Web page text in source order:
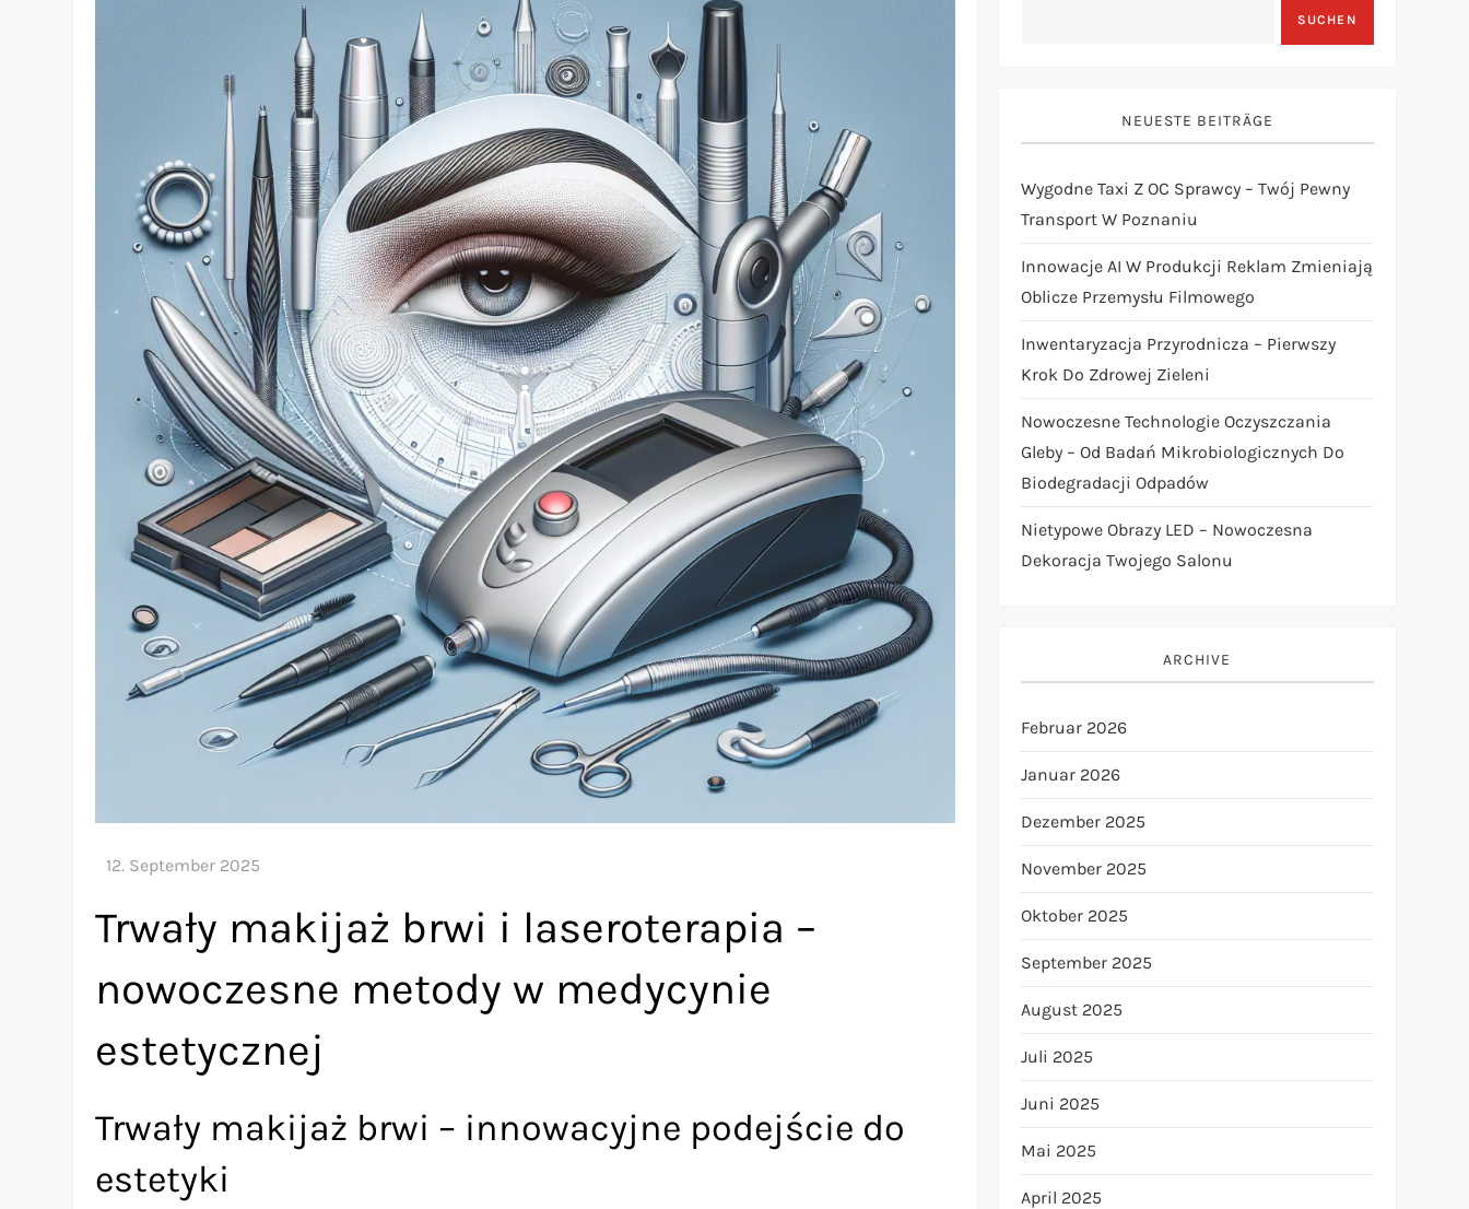
Trwały makijaż brwi i laseroterapia –
nowoczesne metody w medycynie
estetycznej
Trwały makijaż brwi – innowacyjne podejście do
estetyki
SUCHEN
NEUESTE BEITRÄGE
Wygodne Taxi Z OC Sprawcy – Twój Pewny
Transport W Poznaniu
Innowacje AI W Produkcji Reklam Zmieniają
Oblicze Przemysłu Filmowego
Inwentaryzacja Przyrodnicza – Pierwszy
Krok Do Zdrowej Zieleni
Nowoczesne Technologie Oczyszczania
Gleby – Od Badań Mikrobiologicznych Do
Biodegradacji Odpadów
Nietypowe Obrazy LED – Nowoczesna
Dekoracja Twojego Salonu
ARCHIVE
Februar 2026
Januar 2026
Dezember 2025
November 2025
Oktober 2025
September 2025
August 2025
Juli 2025
Juni 2025
Mai 2025
April 2025